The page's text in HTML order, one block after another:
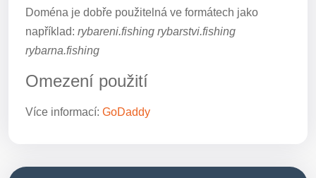
Doména je dobře použitelná ve formátech jako
například: rybareni.fishing rybarstvi.fishing
rybarna.fishing
Omezení použití
Více informací: GoDaddy